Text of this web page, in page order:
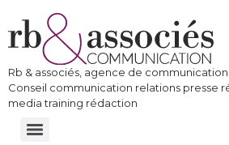
Rb & associés, agence de
Conseil communication relations presse
media training rédaction